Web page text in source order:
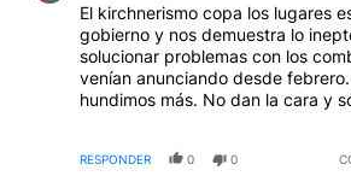
El kirchnerismo copa los lugares
gobierno y nos demuestra lo
solucionar problemas con los
venían anunciando desde
hundimos más. No dan la cara y
lo loco, pensando que así podrá
equivocó con los planes y los
RESPONDER 0 0